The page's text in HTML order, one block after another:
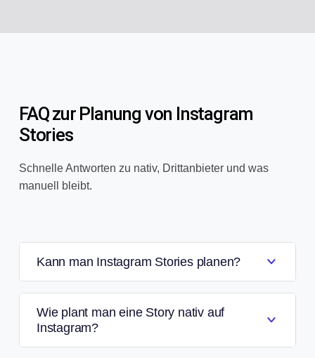
FAQ zur Planung von Instagram
Stories
Schnelle Antworten zu nativ, Drittanbieter und was
manuell bleibt.
Kann man Instagram Stories planen?
Wie plant man eine Story nativ auf
Instagram?